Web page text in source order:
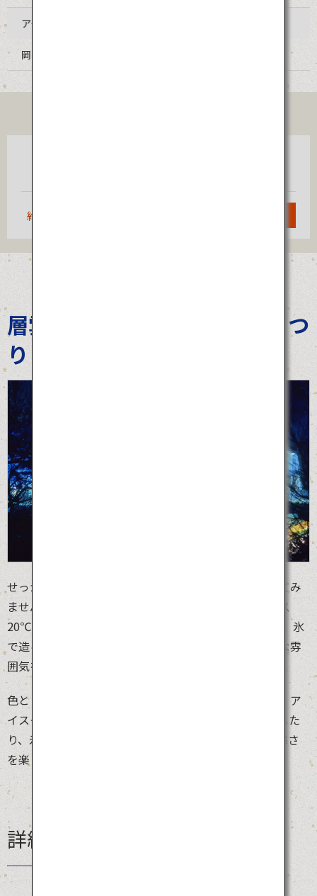
アクセス
岡山空港よりバス・JR赤穂線で約60分
約1時間15分
層雲峡 氷瀑（ひょうばく）まつ
り
せっかく冬の日本に滞在するなら、氷の世界を体験してみ
ませんか？日本の最北に位置する北海道では、マイナス
20℃の極寒の中「層雲峡 氷瀑まつり」が開催されます。氷
で造られた建造物や洞窟がライトアップされ、幻想的な雰
囲気を楽しむことができます。
色とりどりの照明が氷に反射する様は息を飲む美しさ。ア
イスクライミングやチューブスライダーにチャレンジした
り、氷で作られたバーカウンターでお酒を飲んだり、寒さ
を楽しめる体験型イベントも満載です。
詳細情報